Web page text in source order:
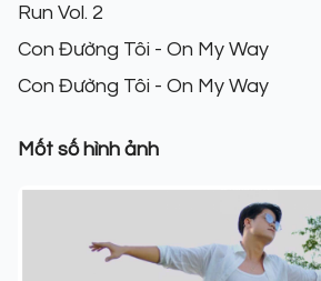
Run Vol. 2
Con Đường Tôi - On My Way
Con Đường Tôi - On My Way
Mốt số hình ảnh